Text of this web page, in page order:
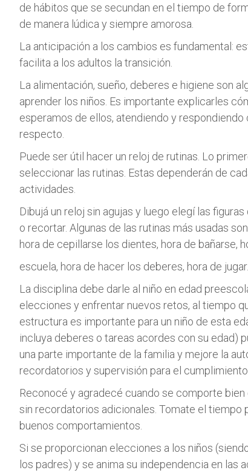
de hábitos que se secundan en el tiempo de
de manera lúdica y siempre amorosa.
La anticipación a los cambios es fundamental:
facilita a los adultos la transición.
La alimentación, sueño, deberes e higiene son
aprender los niños. Es importante explicarles
esperamos de ellos, atendiendo y respondiendo
respecto.
Puede ser útil hacer un reloj de rutinas. Lo
seleccionar las rutinas. Estas dependerán de
actividades.
Dibujá un reloj sin agujas y luego elegí las
o recortar. Algunas de las rutinas más usadas
hora de cepillarse los dientes, hora de bañarse,
escuela, hora de hacer los deberes, hora de jugar.
La disciplina debe darle al niño en edad
elecciones y enfrentar nuevos retos, al tiempo
estructura es importante para un niño de esta
incluya deberes o tareas acordes con su edad)
una parte importante de la familia y mejore la
recordatorios y supervisión para el cumplimiento
Reconocé y agradecé cuando se comporte
sin recordatorios adicionales. Tomate el tiempo
buenos comportamientos.
Si se proporcionan elecciones a los niños
los padres) y se anima su independencia en las